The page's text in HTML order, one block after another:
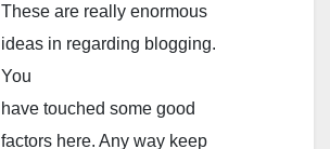
These are really enormous
ideas in regarding blogging.
You
have touched some good
factors here. Any way keep